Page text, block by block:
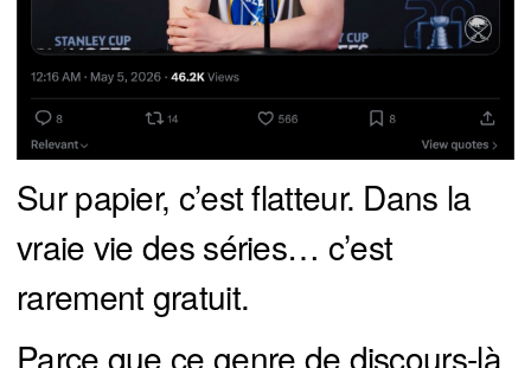
Sur papier, c’est flatteur. Dans la
vraie vie des séries… c’est
rarement gratuit.
Parce que ce genre de discours-là,